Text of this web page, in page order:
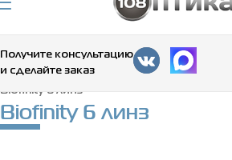
Получите консультацию
и сделайте заказ
Главная>Каталог Контактные линзы
Biofinity 6 линз
Biofinity 6 линз